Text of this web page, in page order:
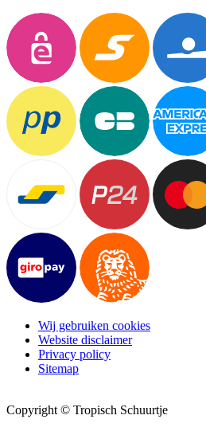
Wij gebruiken cookies
Website disclaimer
Privacy policy
Sitemap
Copyright © Tropisch Schuurtje